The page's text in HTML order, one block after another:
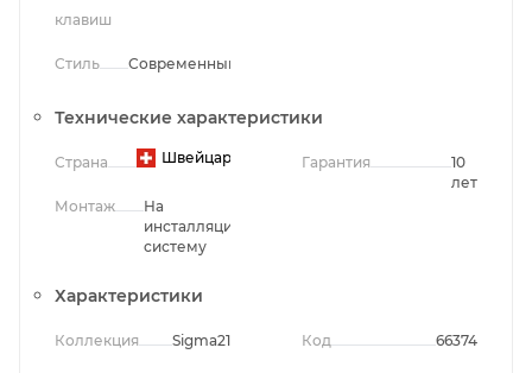
клавиш
Стиль Современный
Технические характеристики
Страна Швейцария
Монтаж
На
инсталляционную
систему
Гарантия
10
лет
Характеристики
Коллекция Sigma21 Код 66374